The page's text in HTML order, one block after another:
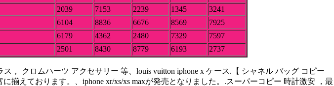
2039 7153 2239 1345
3241
6104 8836 6676 8569
7925
6179 4362 2480 7329
7597
2501 8430 8779 6193 2737
クロムハーツ アクセサリー 等、louis vuitton iphone x ケース.【 シャネル バッグ コピー
えております。、iphone xr/xs/xs maxが発売となりました。.スーパーコピー 時計激安 ，最